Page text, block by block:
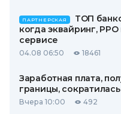
ПАРТНЕРСКАЯ
ТОП
когда эквайринг,
сервисе
04.08 06:50 18461
Заработная плата,
границы,
Вчера 10:00 492